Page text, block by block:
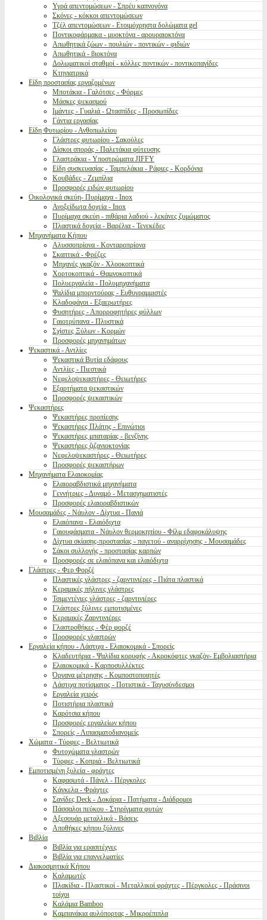
Υγρά απεντομώσεων - Σπρέυ καπνογόνα
Σκόνες - κόκκοι απεντομώσεων
Τζέλ απεντομώσεων - Ετοιμόχρηστα δολώματα gel
Ποντικοφάρμακα - μυοκτόνα - αρουραιοκτόνα
Απωθητικά ζώων - πουλιών - ποντικών - φιδιών
Απωθητικά - βιοκτόνα
Δολωματικοί σταθμοί - κόλλες ποντικών - ποντικοπαγίδες
Κτηνιατρικά
Είδη προστασίας εργαζομένων
Μποτάκια - Γαλότσες - Φόρμες
Μάσκες ψεκασμού
Ιμάντες - Γυαλιά - Ωτασπίδες - Προσωπίδες
Γάντια εργασίας
Είδη Φυτωρίου - Ανθοπωλείου
Γλάστρες φυτωρίου - Σακούλες
Δίσκοι σποράς - Παλετάκια φύτευσης
Γλαστράκια - Υποστρώματα JIFFY
Είδη συσκευασίας - Ταμπελάκια - Ράφιες - Κορδόνια
Κουβάδες - Ζεμπίλια
Προσφορές ειδών φυτωρίου
Οικολογικά σκεύη- Πυρίμαχα - Inox
Ανοξείδωτα δοχεία - Inox
Πυρίμαχα σκεύη - πιθάρια λαδιού - λεκάνες ζυμώματος
Πλαστικά δοχεία - Βαρέλια - Τενεκέδες
Μηχανήματα Κήπου
Αλυσσοπρίονα - Κονταροπρίονα
Σκαπτικά - Φρέζες
Μηχανές γκαζόν - Χλοοκοπτικά
Χορτοκοπτικά - Θαμνοκοπτικά
Πολυεργαλεία - Πολυμηχανήματα
Ψαλίδια μπορντούρας - Ευθυγραμμιστές
Κλαδοφάγοι - Εξαερωτήρες
Φυσητήρες - Απορροφητήρες φύλλων
Γαιοτρύπανα - Πλυστικά
Σχίστες Ξύλων - Κορμών
Προσφορές μηχανημάτων
Ψεκαστικά - Αντλίες
Ψεκαστικά Βυτία εδάφους
Αντλίες - Πιεστικά
Νεφελοψεκαστήρες - Θειωτήρες
Εξαρτήματα ψεκαστικών
Προσφορές ψεκαστικών
Ψεκαστήρες
Ψεκαστήρες προπίεσης
Ψεκαστήρες Πλάτης - Επινώτιοι
Ψεκαστήρες μπαταρίας - βενζίνης
Ψεκαστήρες ζιζανιοκτονίας
Νεφελοψεκαστήρες - Θειωτήρες
Προσφορές ψεκαστήρων
Μηχανήματα Ελαιοκομίας
Ελαιοραβδιστικά μηχανήματα
Γεννήτριες - Δυναμό - Μετασχηματιστές
Προσφορές ελαιοραβδιστικών
Μουσαμάδες - Νάυλον - Δίχτυα - Πανιά
Ελαιόπανα - Ελαιόδιχτα
Γαιουφάσματα - Νάυλον θερμοκηπίου - Φίλμ εδαφοκάλυψης
Δίχτυα σκίασης-προστασίας - παγετού - αναρρίχησης - Μουσαμάδες
Σάκοι συλλογής - προστασίας καρπών
Προσφορές σε ελαιόπανα και ελαιόδιχτα
Γλάστρες - Φερ Φορζέ
Πλαστικές γλάστρες - ζαρντινιέρες - Πιάτα πλαστικά
Κεραμικές πήλινες γλάστρες
Τσιμεντένιες γλάστρες - ζαρντινιέρες
Γλάστρες ξύλινες εμποτισμένες
Κεραμικές Ζαρντινιέρες
Γλαστροθήκες - Φέρ φορζέ
Προσφορές γλαστρών
Εργαλεία κήπου - Λάστιχα - Ελαιοκομικά - Σπορείς
Κλαδευτήρια - Ψαλίδια κορυφής - Ακροκόφτες γκαζόν- Εμβολιαστήρια
Ελαιοκομικά - Καρποσυλλέκτες
Όργανα μέτρησης - Κομποστοποιητές
Λάστιχα ποτίσματος - Ποτιστικά - Ταχυσύνδεσμοι
Εργαλεία χειρός
Ποτιστήρια πλαστικά
Καρότσια κήπου
Προσφορές εργαλείων κήπου
Σπορείς - Λιπασματοδιανομείς
Χώματα - Τύρφες - Βελτιωτικά
Φυτοχώματα γλαστρών
Τύρφες - Κοπριά - Βελτιωτικά
Εμποτισμένη ξυλεία - φράχτες
Καφασωτά - Πάνελ - Πέργκολες
Κάγκελα - Φράχτες
Σανίδες Deck - Δοκάρια - Πατήματα - Διάδρομοι
Πάσσαλοι πεύκου - Στηρίγματα φυτών
Αξεσουάρ μεταλλικά - Βάσεις
Αποθήκες κήπου ξύλινες
Βιβλία
Βιβλία για ερασιτέχνες
Βιβλία για επαγγελματίες
Διακοσμητικά Κήπου
Καλαμωτές
Πλακίδια - Πλαστικοί - Μεταλλικοί φράχτες - Πέργκολες - Πράσινοι
τοίχοι
Καλάμια Bamboo
Καμπανάκια αυλόπορτας - Μικροέπιπλα